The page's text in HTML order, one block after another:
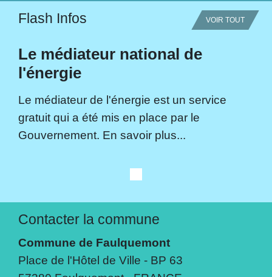
Flash Infos VOIR TOUT
Le médiateur national de
l'énergie
Le médiateur de l'énergie est un service
gratuit qui a été mis en place par le
Gouvernement. En savoir plus...
Contacter la commune
Commune de Faulquemont
Place de l'Hôtel de Ville - BP 63